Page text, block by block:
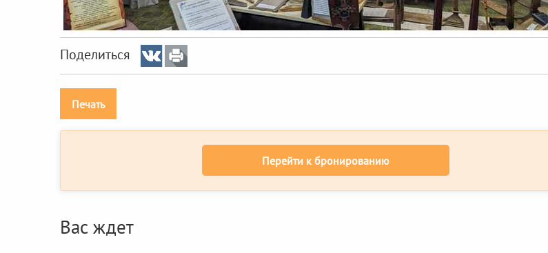
Поделиться
Печать
Перейти к бронированию
Вас ждет